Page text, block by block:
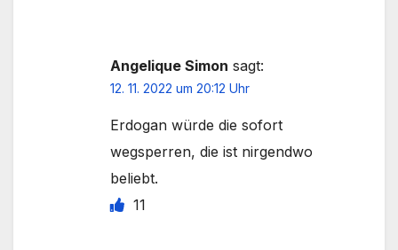
Angelique Simon sagt:
12. 11. 2022 um 20:12 Uhr
Erdogan würde die sofort
wegsperren, die ist nirgendwo
beliebt.
11